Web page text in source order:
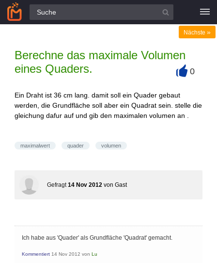
Alle Fragen
Berechne das maximale Volumen
eines Quaders.
Nächste »
0
Ein Draht ist 36 cm lang. damit soll ein Quader gebaut
werden, die Grundfläche soll aber ein Quadrat sein. stelle die
gleichung dafur auf und gib den maximalen volumen an .
maximalwert quader volumen
Gefragt 14 Nov 2012 von Gast
Ich habe aus 'Quader' als Grundfläche 'Quadrat' gemacht.
Kommentiert 14 Nov 2012 von Lu